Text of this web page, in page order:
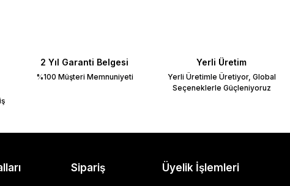
2 Yıl Garanti Belgesi
%100 Müşteri Memnuniyeti
Yerli Üretim
Yerli Üretimle Üretiyor, Global
Seçeneklerle Güçleniyoruz
Sipariş Üyelik İşlemleri